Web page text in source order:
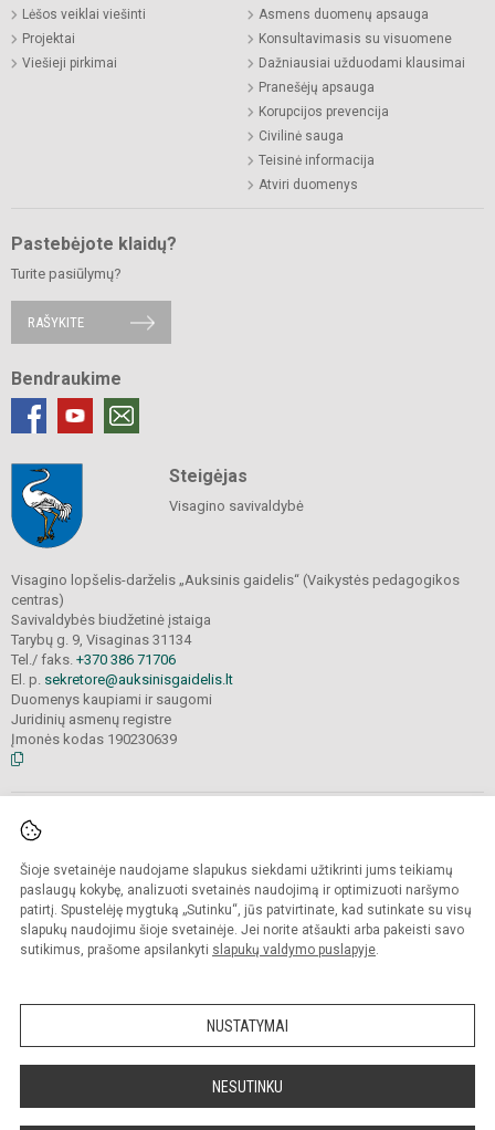
Šioje svetainėje naudojame slapukus siekdami užtikrinti jums teikiamų
paslaugų kokybę, analizuoti svetainės naudojimą ir optimizuoti naršymo
patirtį. Spustelėję mygtuką „Sutinku“, jūs patvirtinate, kad sutinkate su visų
slapukų naudojimu šioje svetainėje. Jei norite atšaukti arba pakeisti savo
sutikimus, prašome apsilankyti slapukų valdymo puslapyje.
NUSTATYMAI
NESUTINKU
Lėšos veiklai viešinti
Projektai
Viešieji pirkimai
Asmens duomenų apsauga
Konsultavimasis su visuomene
Dažniausiai užduodami klausimai
Pranešėjų apsauga
Korupcijos prevencija
Civilinė sauga
Teisinė informacija
Atviri duomenys
Pastebėjote klaidų?
Turite pasiūlymų?
RAŠYKITE
Bendraukime
Steigėjas
Visagino savivaldybė
Visagino lopšelis-darželis „Auksinis gaidelis“ (Vaikystės pedagogikos
centras)
Savivaldybės biudžetinė įstaiga
Tarybų g. 9, Visaginas 31134
Tel./ faks. +370 386 71706
El. p. sekretore@auksinisgaidelis.lt
Duomenys kaupiami ir saugomi
Juridinių asmenų registre
Įmonės kodas 190230639
© 2025. Visagino lopšelis-darželis „Auksinis gaidelis“ (Vaikystės pedagogikos
sutikimo
griežtai draudžiama.
Prieinamumo paraiška Slapukų valdymas
Sumanus būdas atnaujinti